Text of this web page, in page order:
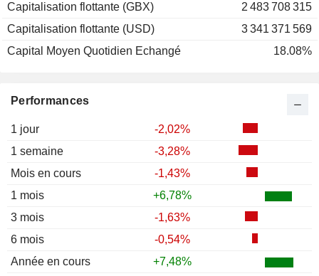
Performances
1 jour
-2,02%
1 semaine
-3,28%
Mois en cours
-1,43%
1 mois
+6,78%
3 mois
-1,63%
6 mois
-0,54%
Année en cours
+7,48%
Capitalisation flottante (GBX)
2 483 708 315
Capitalisation flottante (USD)
3 341 371 569
Capital Moyen Quotidien Echangé
18.08%
1989
+51,94%
1988
+1,48%